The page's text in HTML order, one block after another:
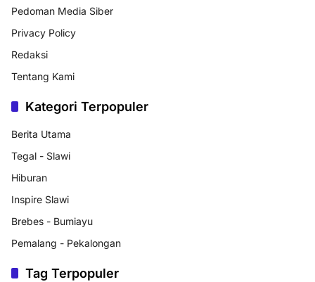
Pedoman Media Siber
Privacy Policy
Redaksi
Tentang Kami
Kategori Terpopuler
Berita Utama
Tegal - Slawi
Hiburan
Inspire Slawi
Brebes - Bumiayu
Pemalang - Pekalongan
Tag Terpopuler